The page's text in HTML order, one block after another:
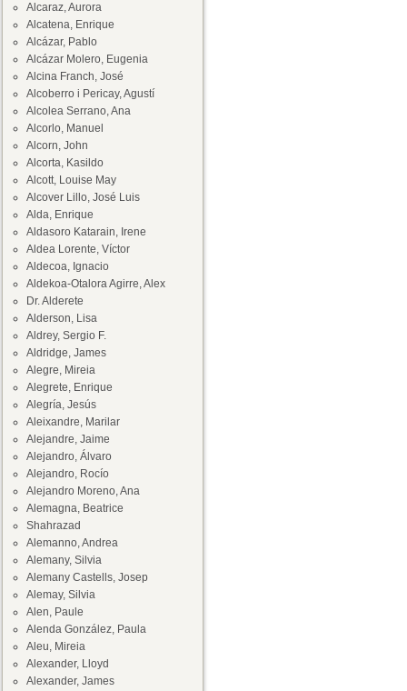
Alcaraz, Aurora
Alcatena, Enrique
Alcázar, Pablo
Alcázar Molero, Eugenia
Alcina Franch, José
Alcoberro i Pericay, Agustí
Alcolea Serrano, Ana
Alcorlo, Manuel
Alcorn, John
Alcorta, Kasildo
Alcott, Louise May
Alcover Lillo, José Luis
Alda, Enrique
Aldasoro Katarain, Irene
Aldea Lorente, Víctor
Aldecoa, Ignacio
Aldekoa-Otalora Agirre, Alex
Dr. Alderete
Alderson, Lisa
Aldrey, Sergio F.
Aldridge, James
Alegre, Mireia
Alegrete, Enrique
Alegría, Jesús
Aleixandre, Marilar
Alejandre, Jaime
Alejandro, Álvaro
Alejandro, Rocío
Alejandro Moreno, Ana
Alemagna, Beatrice
Shahrazad
Alemanno, Andrea
Alemany, Silvia
Alemany Castells, Josep
Alemay, Silvia
Alen, Paule
Alenda González, Paula
Aleu, Mireia
Alexander, Lloyd
Alexander, James